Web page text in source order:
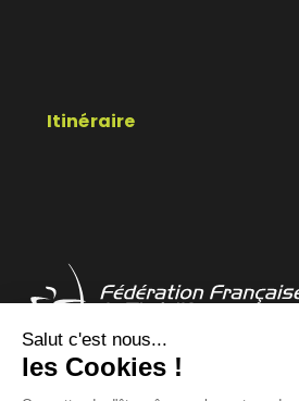
Itinéraire
COMITÉ DÉPARTEMENTAL
Salut c'est nous...
les Cookies !